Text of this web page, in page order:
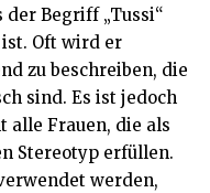
der Begriff „Tussi“
Oft wird er
zu beschreiben, die
sind. Es ist jedoch
alle Frauen, die als
Stereotyp erfüllen.
werden,